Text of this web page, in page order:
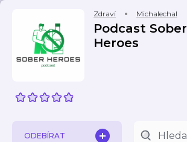
Zdraví Michalechal
Podcast Sober
Heroes
ODEBÍRAT